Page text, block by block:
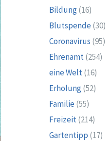
Bildung(16)
Blutspende (30)
Coronavirus (95)
Ehrenamt(254)
eine Welt(16)
Erholung(52)
Familie (55)
Freizeit(214)
Gartentipp (17)